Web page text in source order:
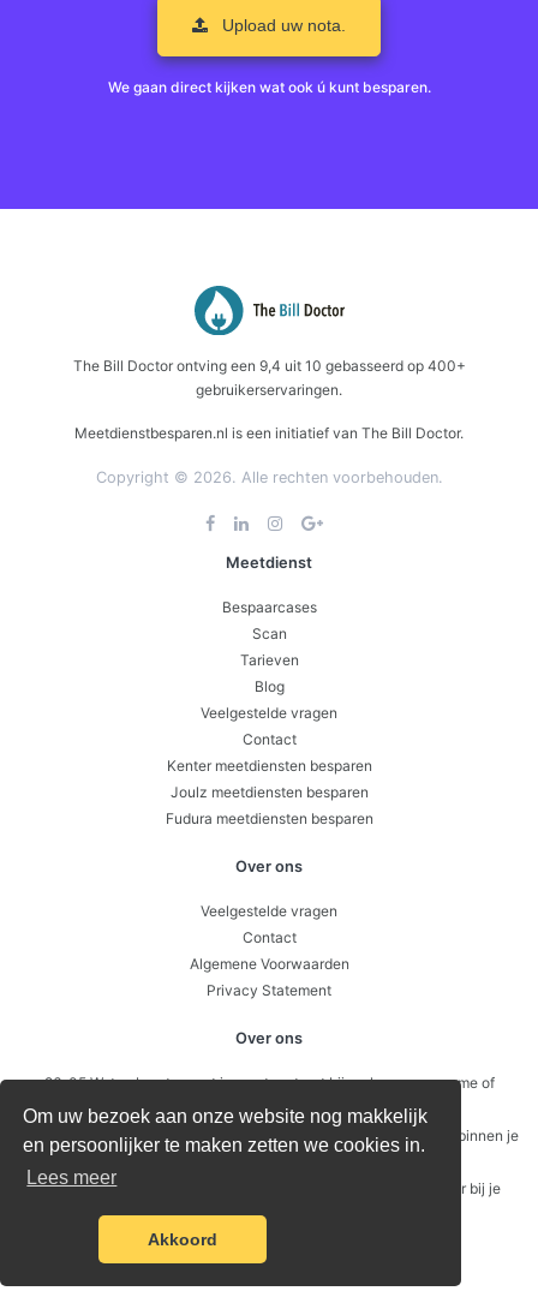
Om uw bezoek aan onze website nog makkelijk
en persoonlijker te maken zetten we cookies in.
Lees meer
Akkoord
Upload uw nota.
We gaan direct kijken wat ook ú kunt besparen.
The Bill Doctorontving een 9,4 uit 10 gebasseerd op 400+
gebruikerservaringen.
Meetdienstbesparen.nl is een initiatief van The Bill Doctor.
Copyright © 2026. Alle rechten voorbehouden.
Meetdienst
Bespaarcases
Scan
Tarieven
Blog
Veelgestelde vragen
Contact
Kenter meetdiensten besparen
Joulz meetdiensten besparen
Fudura meetdiensten besparen
Over ons
Veelgestelde vragen
Contact
Algemene Voorwaarden
Privacy Statement
Over ons
26-05 Wat gebeurt er met je meetcontract bij verkoop, overname of
faillissement?
12-05 Submetering – wanneer is het slim om intern door te meten binnen je
21-04 Waarom energie besparen niet begint bij je verbruik, maar bij je
vaste kosten